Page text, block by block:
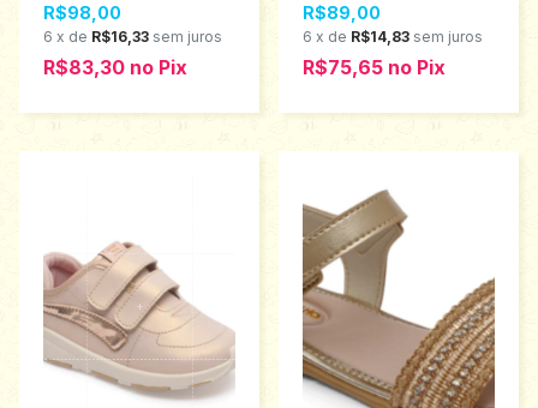
R$98,00
6 x de R$16,33 sem juros
R$83,30 no Pix
R$89,00
6 x de R$14,83 sem juros
R$75,65 no Pix